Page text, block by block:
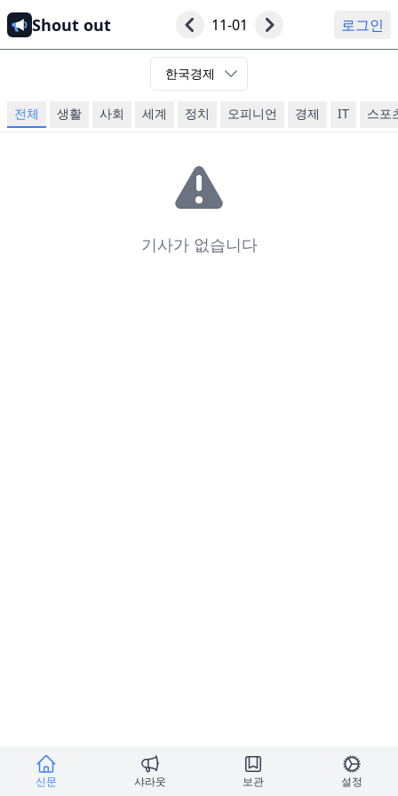
Shout out 11-01 로그인
한국경제
전체 생활 사회 세계 정치 오피니언 경제 IT 스포
기사가 없습니다
신문 샤라웃 보관 설정